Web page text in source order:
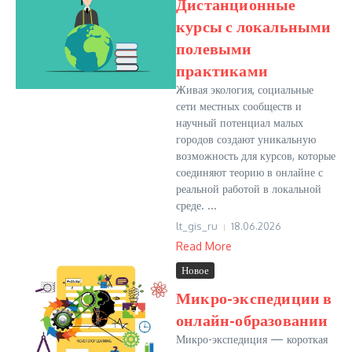
курсы с локальными
полевыми
практиками
Живая экология, социальные
сети местных сообществ и
научный потенциал малых
городов создают уникальную
возможность для курсов, которые
соединяют теорию в онлайне с
реальной работой в локальной
среде. ...
lt_gis_ru 18.06.2026
Read More
Новое
Микро-экспедиции в
онлайн-образовании
Микро-экспедиция — короткая